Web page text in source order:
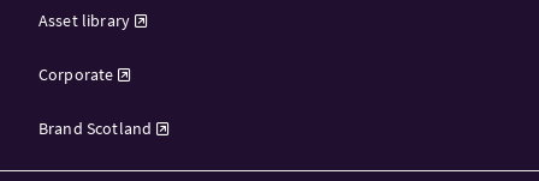
Asset library
Corporate
Brand Scotland